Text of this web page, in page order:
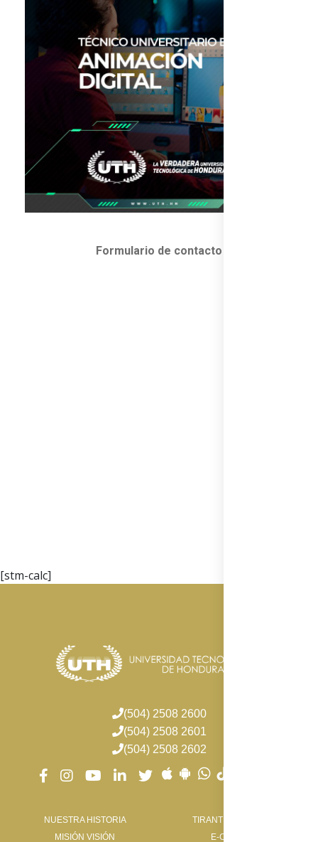
Formulario de contacto
[stm-calc]
(504) 2508 2600
(504) 2508 2601
(504) 2508 2602
NUESTRA HISTORIA
MISIÓN VISIÓN
TIRANT LO BLANCH
E-CAMPUS